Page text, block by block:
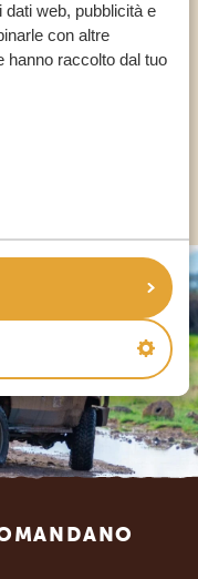
web, pubblicità e
con altre
hanno raccolto dal tuo
QUI PER TE